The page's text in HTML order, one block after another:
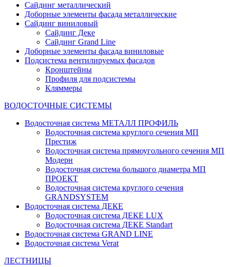
Сайдинг металлический
Доборные элементы фасада металлические
Сайдинг виниловый
Сайдинг Деке
Сайдинг Grand Line
Доборные элементы фасада виниловые
Подсистема вентилируемых фасадов
Кронштейны
Профиля для подсистемы
Кляммеры
ВОДОСТОЧНЫЕ СИСТЕМЫ
Водосточная система МЕТАЛЛ ПРОФИЛЬ
Водосточная система круглого сечения МП
Престиж
Водосточная система прямоугольного сечения МП
Модерн
Водосточная система большого диаметра МП
ПРОЕКТ
Водосточная система круглого сечения
GRANDSYSTEM
Водосточная система ДЕКЕ
Водосточная система ДЕКЕ LUX
Водосточная система ДЕКЕ Standart
Водосточная система GRAND LINE
Водосточная система Verat
ЛЕСТНИЦЫ